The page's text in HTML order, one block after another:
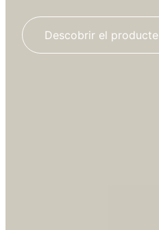
Descobrir el producte